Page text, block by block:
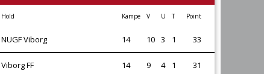
Hold Kampe V U T Point
NUGF Viborg 14 10 3 1 33
Viborg FF 14 9 4 1 31